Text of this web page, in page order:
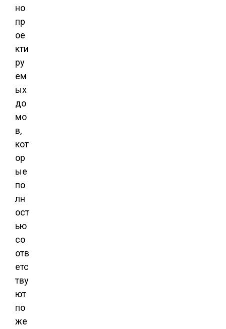
но
пр
ое
кти
ру
ем
ых
до
мо
в,
кот
ор
ые
по
лн
ост
ью
со
отв
етс
тву
ют
по
же